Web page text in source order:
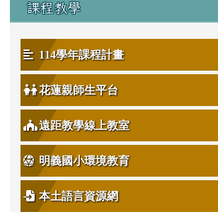
課程教學
114學年課程計畫
花蓮親師生平台
遠距教學線上教室
明義國小環境教育
本土語言資源網